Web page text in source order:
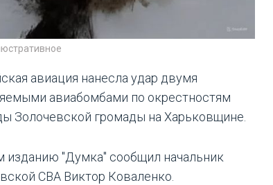
авиация нанесла удар двумя
авиабомбами по окрестностям
Золочевской громады на Харьковщине.
изданию "Думка" сообщил начальник
СВА Виктор Коваленко.